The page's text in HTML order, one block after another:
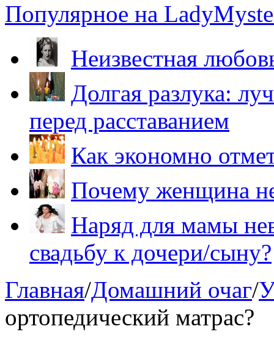
Популярное на
Неизвестная
Долгая разлука:
перед расставанием
Как экономно
Почему женщина
Наряд для мамы
свадьбу к дочери/сыну?
Главная/Домашний очаг/
ортопедический матрас?